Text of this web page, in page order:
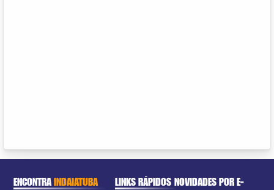
ENCONTRAINDAIATUBA LINKS RÁPIDOS NOVIDADES POR E-